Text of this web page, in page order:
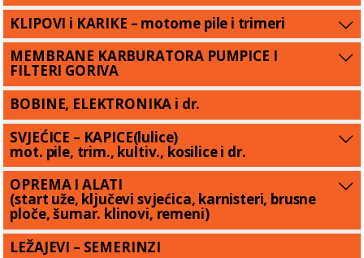
KLIPOVI i KARIKE – motorne pile i trimeri
MEMBRANE KARBURATORA PUMPICE I
FILTERI GORIVA
BOBINE, ELEKTRONIKA i dr.
SVJEĆICE – KAPICE(lulice)
mot. pile, trim., kultiv., kosilice i dr.
OPREMA I ALATI
(start uže, ključevi svjećica, karnisteri, brusne
ploče, šumar. klinovi, remeni)
LEŽAJEVI – SEMERINZI